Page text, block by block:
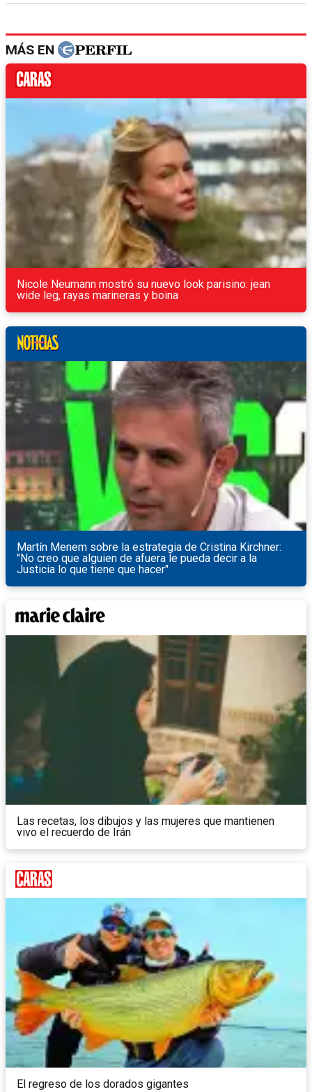
MÁS EN
Nicole Neumann mostró su nuevo look parisino: jean
wide leg, rayas marineras y boina
Martín Menem sobre la estrategia de Cristina Kirchner:
"No creo que alguien de afuera le pueda decir a la
Justicia lo que tiene que hacer"
Las recetas, los dibujos y las mujeres que mantienen
vivo el recuerdo de Irán
El regreso de los dorados gigantes